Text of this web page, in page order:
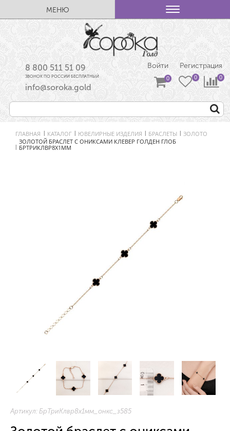
МЕНЮ
8 800 511 51 09
ЗВОНОК ПО РОССИИ БЕСПЛАТНЫЙ
info@soroka.gold
Войти Регистрация
ГЛАВНАЯ КАТАЛОГ ЮВЕЛИРНЫЕ ИЗДЕЛИЯ БРАСЛЕТЫ ЗОЛОТО
ЗОЛОТОЙ БРАСЛЕТ С ОНИКСАМИ КЛЕВЕР ГОЛДЕН ГЛОБ
БРТРИКЛВР8Х1ММ
Артикул: БрТриКлвр8х1мм_онкс_з585